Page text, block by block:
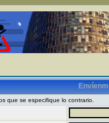
que se especifique lo contrario.